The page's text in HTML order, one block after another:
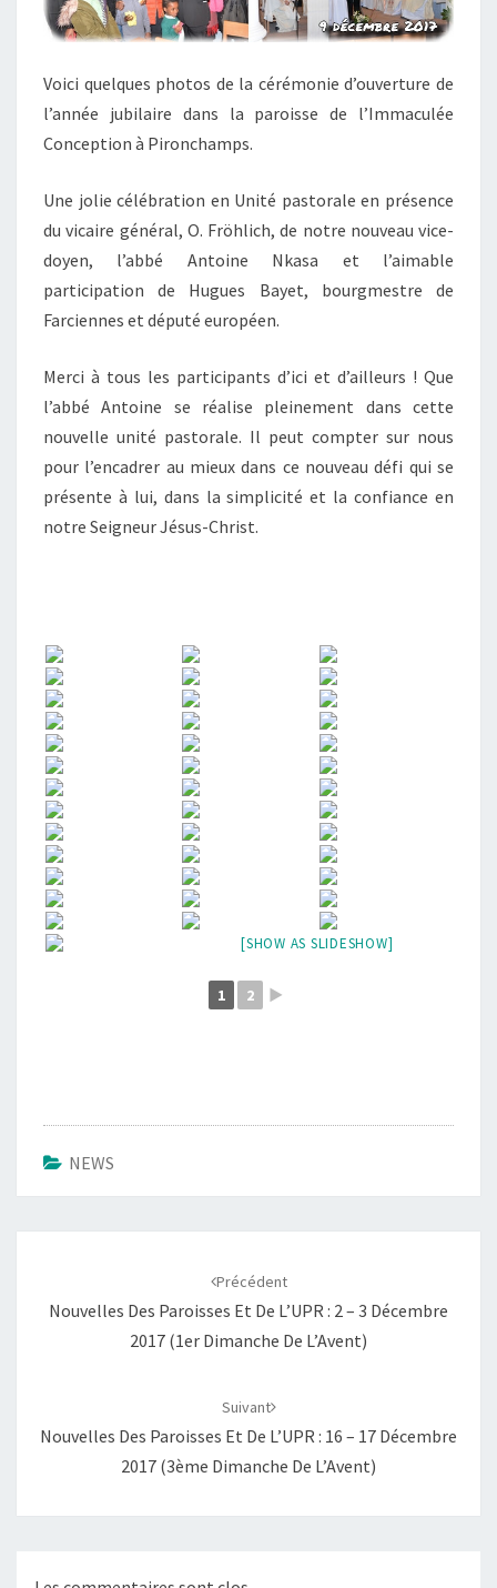
Voici quelques photos de la cérémonie d’ouverture de
l’année jubilaire dans la paroisse de l’Immaculée
Conception à Pironchamps.
Une jolie célébration en Unité pastorale en présence
du vicaire général, O. Fröhlich, de notre nouveau vice-
doyen, l’abbé Antoine Nkasa et l’aimable
participation de Hugues Bayet, bourgmestre de
Farciennes et député européen.
Merci à tous les participants d’ici et d’ailleurs ! Que
l’abbé Antoine se réalise pleinement dans cette
nouvelle unité pastorale. Il peut compter sur nous
pour l’encadrer au mieux dans ce nouveau défi qui se
présente à lui, dans la simplicité et la confiance en
notre Seigneur Jésus-Christ.
[SHOW AS SLIDESHOW]
1 2 ►
NEWS
Précédent
Nouvelles Des Paroisses Et De L’UPR : 2 – 3 Décembre
2017 (1er Dimanche De L’Avent)
Suivant
Nouvelles Des Paroisses Et De L’UPR : 16 – 17 Décembre
2017 (3ème Dimanche De L’Avent)